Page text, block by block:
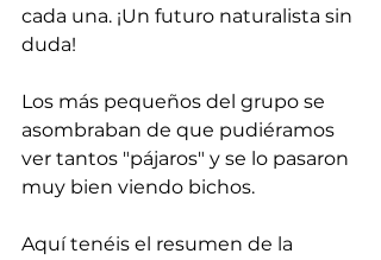
cada una. ¡Un futuro naturalista sin
duda!
Los más pequeños del grupo se
asombraban de que pudiéramos
ver tantos "pájaros" y se lo pasaron
muy bien viendo bichos.
Aquí tenéis el resumen de la